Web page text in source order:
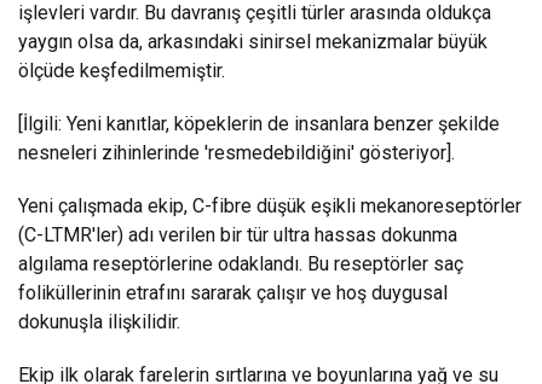
işlevleri vardır. Bu davranış çeşitli türler arasında oldukça
yaygın olsa da, arkasındaki sinirsel mekanizmalar büyük
ölçüde keşfedilmemiştir.
[İlgili: Yeni kanıtlar, köpeklerin de insanlara benzer şekilde
nesneleri zihinlerinde 'resmedebildiğini' gösteriyor].
Yeni çalışmada ekip, C-fibre düşük eşikli mekanoreseptörler
(C-LTMR'ler) adı verilen bir tür ultra hassas dokunma
algılama reseptörlerine odaklandı. Bu reseptörler saç
foliküllerinin etrafını sararak çalışır ve hoş duygusal
dokunuşla ilişkilidir.
Ekip ilk olarak farelerin sırtlarına ve boyunlarına yağ ve su